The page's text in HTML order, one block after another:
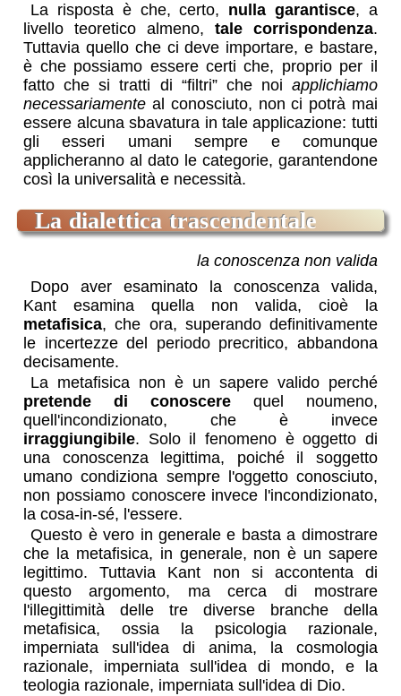
La risposta è che, certo, nulla garantisce, a
livello teoretico almeno, tale corrispondenza.
Tuttavia quello che ci deve importare, e bastare,
è che possiamo essere certi che, proprio per il
fatto che si tratti di “filtri” che noi applichiamo
necessariamente al conosciuto, non ci potrà mai
essere alcuna sbavatura in tale applicazione: tutti
gli esseri umani sempre e comunque
applicheranno al dato le categorie, garantendone
così la universalità e necessità.
la dialettica trascendentale
la conoscenza non valida
Dopo aver esaminato la conoscenza valida,
Kant esamina quella non valida, cioè la
metafisica, che ora, superando definitivamente
le incertezze del periodo precritico, abbandona
decisamente.
La metafisica non è un sapere valido perché
pretende di conoscere quel noumeno,
quell'incondizionato, che è invece
irraggiungibile. Solo il fenomeno è oggetto di
una conoscenza legittima, poiché il soggetto
umano condiziona sempre l'oggetto conosciuto,
non possiamo conoscere invece l'incondizionato,
la cosa-in-sé, l'essere.
Questo è vero in generale e basta a dimostrare
che la metafisica, in generale, non è un sapere
legittimo. Tuttavia Kant non si accontenta di
questo argomento, ma cerca di mostrare
l'illegittimità delle tre diverse branche della
metafisica, ossia la psicologia razionale,
imperniata sull'idea di anima, la cosmologia
razionale, imperniata sull'idea di mondo, e la
teologia razionale, imperniata sull'idea di Dio.